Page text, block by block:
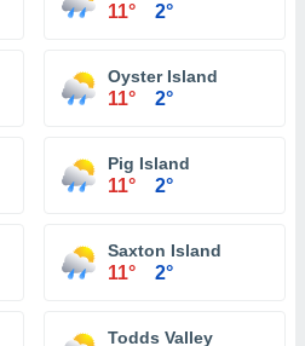
11° 2°
Oyster Island
11° 2°
Pig Island
11° 2°
Saxton Island
11° 2°
Todds Valley